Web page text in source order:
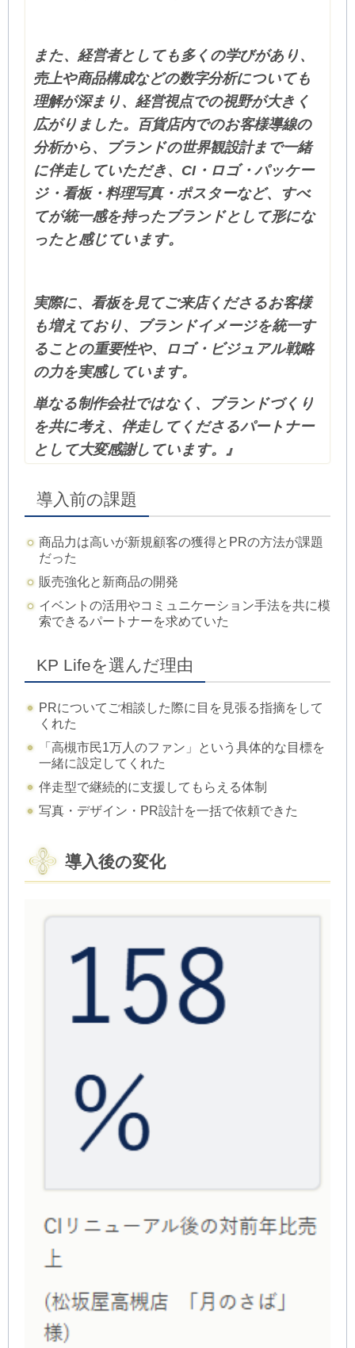
また、経営者としても多くの学びがあり、
売上や商品構成などの数字分析についても
理解が深まり、経営視点での視野が大きく
広がりました。百貨店内でのお客様導線の
分析から、ブランドの世界観設計まで一緒
に伴走していただき、CI・ロゴ・パッケー
ジ・看板・料理写真・ポスターなど、すべ
てが統一感を持ったブランドとして形にな
ったと感じています。
実際に、看板を見てご来店くださるお客様
も増えており、ブランドイメージを統一す
ることの重要性や、ロゴ・ビジュアル戦略
の力を実感しています。
単なる制作会社ではなく、ブランドづくり
を共に考え、伴走してくださるパートナー
として大変感謝しています。 』
導入前の課題
商品力は高いが新規顧客の獲得とPRの方法が課題
だった
販売強化と新商品の開発
イベントの活用やコミュニケーション手法を共に模
索できるパートナーを求めていた
KP Lifeを選んだ理由
PRについてご相談した際に目を見張る指摘をして
くれた
「高槻市民1万人のファン」という具体的な目標を
一緒に設定してくれた
伴走型で継続的に支援してもらえる体制
写真・デザイン・PR設計を一括で依頼できた
導入後の変化